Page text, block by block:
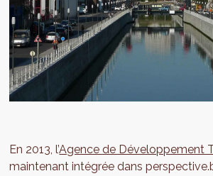
En 2013, l’Agence de Développement
maintenant intégrée dans